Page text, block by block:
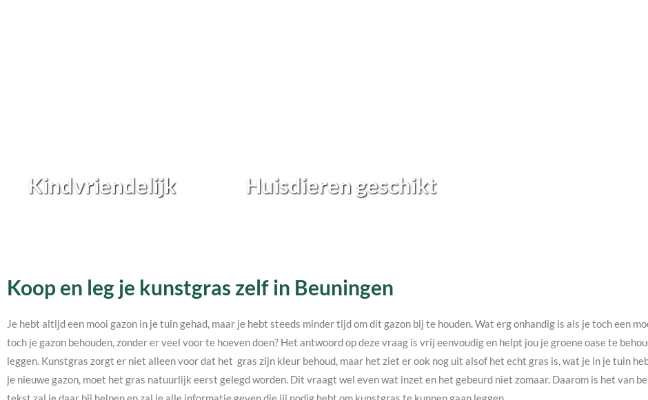
Kindvriendelijk Huisdieren geschikt
Koop en leg je kunstgras zelf in Beuningen
Je hebt altijd een mooi gazon in je tuin gehad, maar je hebt steeds minder tijd om dit gazon bij te houden. Wat erg onhandig is als je toch een
toch je gazon behouden, zonder er veel voor te hoeven doen? Het antwoord op deze vraag is vrij eenvoudig en helpt jou je groene oase te
leggen. Kunstgras zorgt er niet alleen voor dat het gras zijn kleur behoud, maar het ziet er ook nog uit alsof het echt gras is, wat je in je tuin
je nieuwe gazon, moet het gras natuurlijk eerst gelegd worden. Dit vraagt wel even wat inzet en het gebeurd niet zomaar. Daarom is het van